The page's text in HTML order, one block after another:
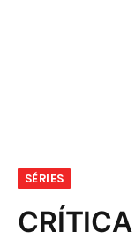
SÉRIES